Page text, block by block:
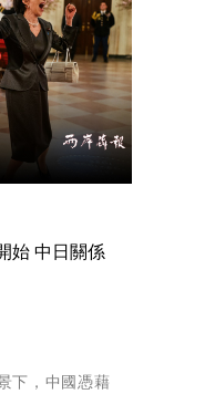
始 中日關係
下，中國憑藉